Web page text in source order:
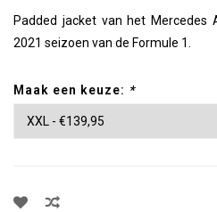
Padded jacket van het Mercedes
2021 seizoen van de Formule 1.
Maak een keuze: *